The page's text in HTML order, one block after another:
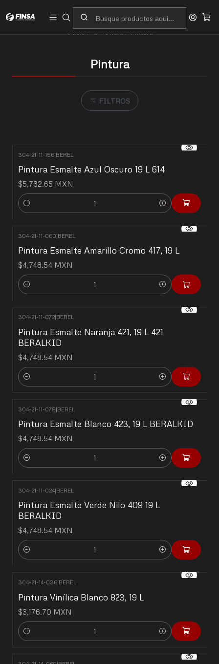
Pintura
FILTROS
304-21-11-156|BEREL
Pintura Esmalte Azul Oscuro 19 L 614
$5,732.65 MXN
Cantidad
304-21-11-060|BEREL
Pintura Esmalte Amarillo Cromo 417, 19 L
$4,748.54 MXN
Cantidad
304-21-11-072|BEREL
Pintura Esmalte Naranja 421, 19 L 421
BERALKID
$4,748.54 MXN
Cantidad
304-21-11-078|BEREL
Pintura Esmalte Blanco 423, 19 L BERALKID
$4,748.54 MXN
Cantidad
304-21-11-024|BEREL
Pintura Esmalte Verde Nilo 409 19 L
BERALKID
$4,748.54 MXN
Cantidad
304-21-14-036|BEREL
Pintura Vinílica Blanco 823, 19 L
$3,176.70 MXN
Cantidad